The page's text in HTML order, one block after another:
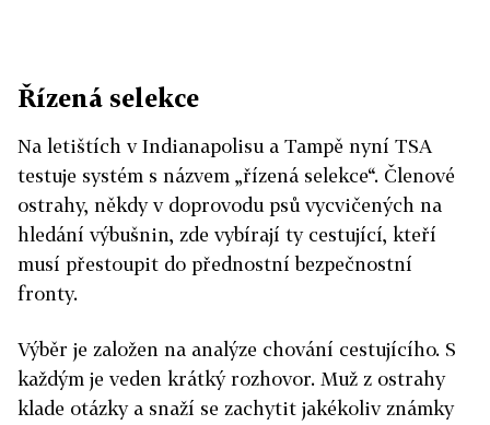
Řízená selekce
Na letištích v Indianapolisu a Tampě nyní TSA
testuje systém s názvem „řízená selekce“. Členové
ostrahy, někdy v doprovodu psů vycvičených na
hledání výbušnin, zde vybírají ty cestující, kteří
musí přestoupit do přednostní bezpečnostní
fronty.
Výběr je založen na analýze chování cestujícího. S
každým je veden krátký rozhovor. Muž z ostrahy
klade otázky a snaží se zachytit jakékoliv známky